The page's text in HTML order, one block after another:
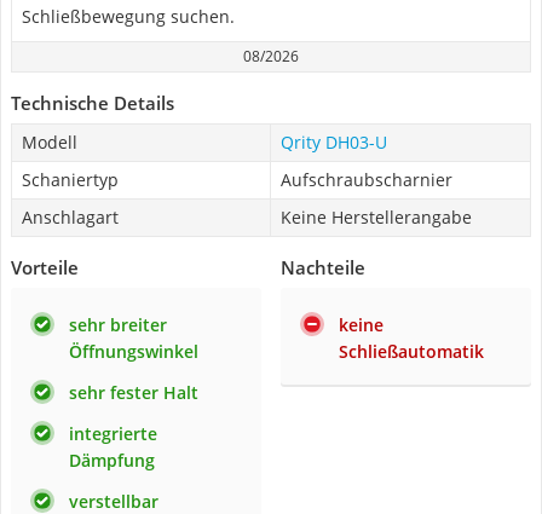
Schließbewegung suchen.
08/2026
Technische Details
Modell
Qrity DH03-U
Schaniertyp
Aufschraubscharnier
Anschlagart
Keine Herstellerangabe
Vorteile
sehr breiter
Öffnungswinkel
sehr fester Halt
integrierte
Dämpfung
verstellbar
Nachteile
keine
Schließautomatik